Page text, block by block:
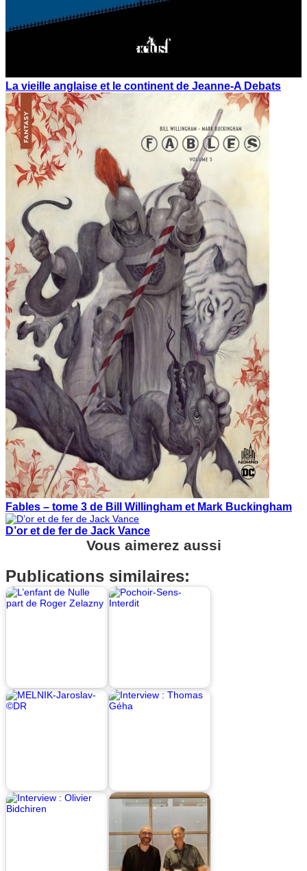
La vieille anglaise et le continent de Jeanne-A Debats
Fables – tome 3 de Bill Willingham et Mark Buckingham
D’or et de fer de Jack Vance
Vous aimerez aussi
Publications similaires: